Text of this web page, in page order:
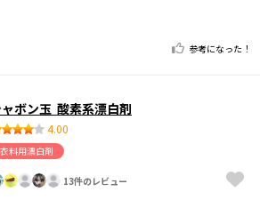
参考になった！
ボン玉 酸素系漂白剤
4.00
衣料用漂白剤
13件のレビュー